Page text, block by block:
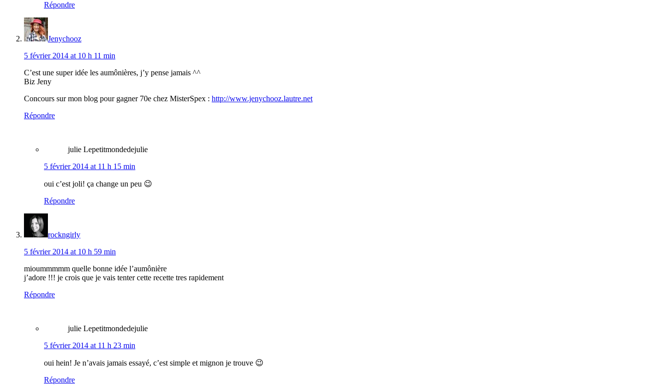
Répondre
Jenychooz
5 février 2014 at 10 h 11 min
C’est une super idée les aumônières, j’y pense jamais ^^
Biz Jeny
Concours sur mon blog pour gagner 70e chez MisterSpex : http://www.jenychooz.lautre.net
Répondre
julie Lepetitmondedejulie
5 février 2014 at 11 h 15 min
oui c’est joli! ça change un peu 😉
Répondre
rockngirly
5 février 2014 at 10 h 59 min
mioummmmm quelle bonne idée l’aumônière
j’adore !!! je crois que je vais tenter cette recette tres rapidement
Répondre
julie Lepetitmondedejulie
5 février 2014 at 11 h 23 min
oui hein! Je n’avais jamais essayé, c’est simple et mignon je trouve 😉
Répondre